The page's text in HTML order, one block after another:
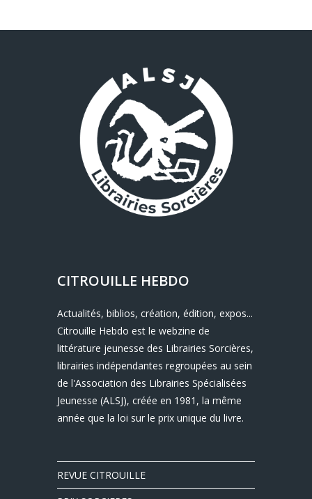
CITROUILLE HEBDO
Actualités, biblios, création, édition, expos...
Citrouille Hebdo est le webzine de
littérature jeunesse des Librairies Sorcières,
librairies indépendantes regroupées au sein
de l'Association des Librairies Spécialisées
Jeunesse (ALSJ), créée en 1981, la même
année que la loi sur le prix unique du livre.
REVUE CITROUILLE